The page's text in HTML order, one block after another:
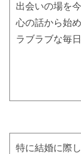
出会いの場を
心の話から始
ラブラブな毎
特に結婚に際